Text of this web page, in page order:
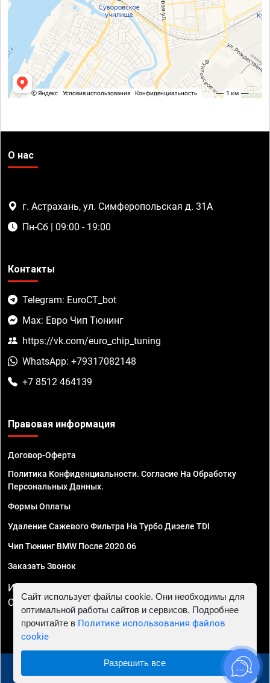
О нас
г. Астрахань, ул. Симферопольская д. 31А
Пн-Сб | 09:00 - 19:00
Контакты
Telegram: EuroCT_bot
Max: Евро Чип Тюнинг
https://vk.com/euro_chip_tuning
WhatsApp: +79317082148
+7 8512 464139
Правовая информация
Договор-Оферта
Политика Конфиденциальности. Согласие На Обработку
Персональных Данных.
Формы Оплаты
Удаление Сажевого Фильтра На Турбо Дизеле TDI
Чип Тюнинг BMW После 2020.06
Заказать Звонок
ИП Смирнов Георгий Павлович. ИНН 781302555843,
ОГРНИП 324470400032610
© 2010 - 2026 Чип тюнинг в Астрахани - Автосервис
Сайт использует файлы cookie. Они необходимы для
оптимальной работы сайтов и сервисов. Подробнее
прочитайте в Политике использования файлов
cookie
Разрешить все